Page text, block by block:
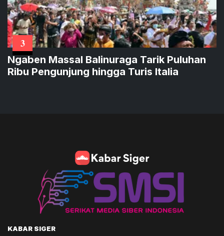
3
Ngaben Massal Balinuraga Tarik Puluhan
Ribu Pengunjung hingga Turis Italia
KABAR SIGER